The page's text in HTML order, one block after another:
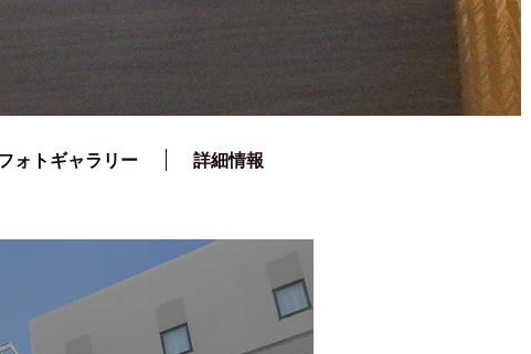
ォトギャラリー 詳細情報